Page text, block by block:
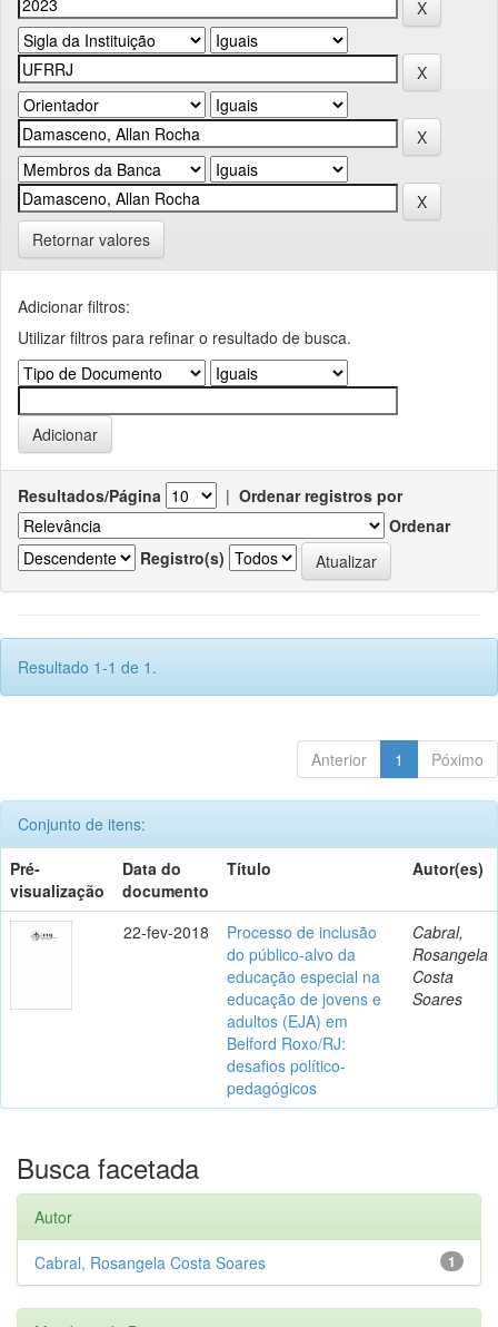
Retornar valores
Adicionar filtros:
Utilizar filtros para refinar o resultado de busca.
Resultados/Página | Ordenar registros por
Ordenar
Registro(s)
Resultado 1-1 de 1.
Anterior 1 Póximo
Conjunto de itens:
Pré-
visualização
Data do
documento
Título Autor(es)
22-fev-2018
Processo de inclusão
do público-alvo da
educação especial na
educação de jovens e
adultos (EJA) em
Belford Roxo/RJ:
desafios político-
pedagógicos
Cabral,
Rosangela
Costa
Soares
Busca facetada
Autor
1
Cabral, Rosangela Costa Soares